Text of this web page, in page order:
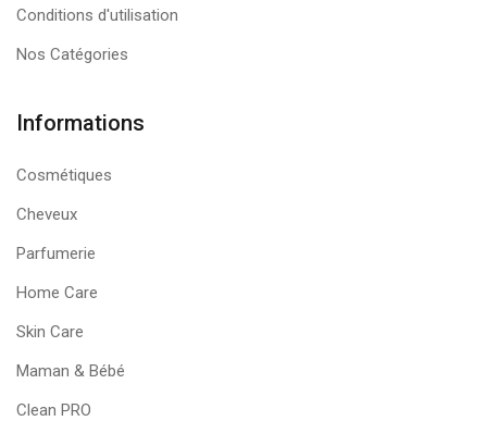
Conditions d'utilisation
Nos Catégories
Informations
Cosmétiques
Cheveux
Parfumerie
Home Care
Skin Care
Maman & Bébé
Clean PRO